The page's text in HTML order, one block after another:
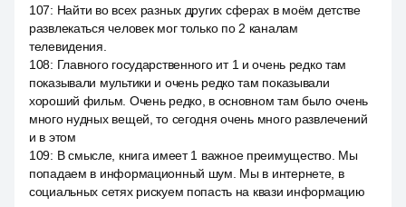
107: Найти во всех разных других сферах в моём детстве
развлекаться человек мог только по 2 каналам
телевидения.
108: Главного государственного ит 1 и очень редко там
показывали мультики и очень редко там показывали
хороший фильм. Очень редко, в основном там было очень
много нудных вещей, то сегодня очень много развлечений
и в этом
109: В смысле, книга имеет 1 важное преимущество. Мы
попадаем в информационный шум. Мы в интернете, в
социальных сетях рискуем попасть на квази информацию